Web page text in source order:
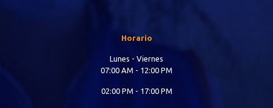
Horario
Lunes - Viernes
07:00 AM - 12:00 PM
02:00 PM - 17:00 PM